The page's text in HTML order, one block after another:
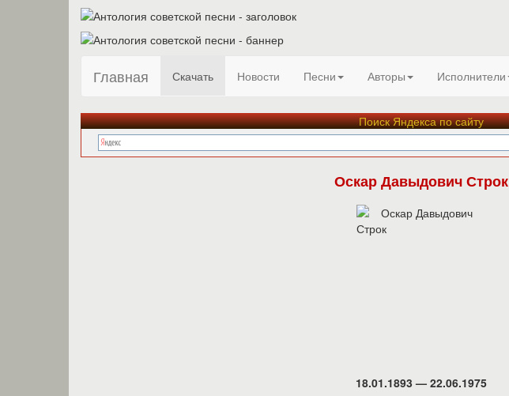
Главная Скачать Новости Песни Авторы Исполнители
Поиск Яндекса по сайту
Оскар Давыдович Строк
18.01.1893 — 22.06.1975